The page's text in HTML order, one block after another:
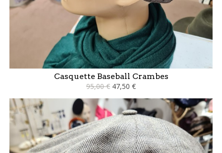
Casquette Baseball Crambes
95,00 € 47,50 €